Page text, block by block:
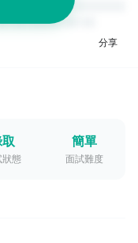
分享
狀態
簡單
面試難度